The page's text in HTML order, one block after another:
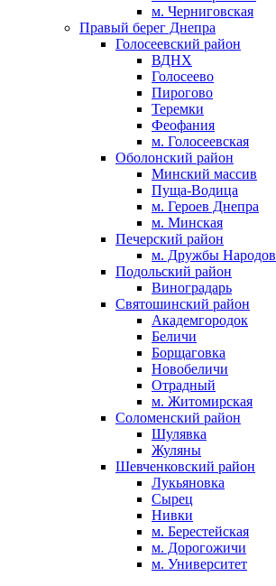
м. Черниговская
Правый берег Днепра
Голосеевский район
ВДНХ
Голосеево
Пирогово
Теремки
Феофания
м. Голосеевская
Оболонский район
Минский массив
Пуща-Водица
м. Героев Днепра
м. Минская
Печерский район
м. Дружбы Народов
Подольский район
Виноградарь
Святошинский район
Академгородок
Беличи
Борщаговка
Новобеличи
Отрадный
м. Житомирская
Соломенский район
Шулявка
Жуляны
Шевченковский район
Лукьяновка
Сырец
Нивки
м. Берестейская
м. Дорогожичи
м. Университет